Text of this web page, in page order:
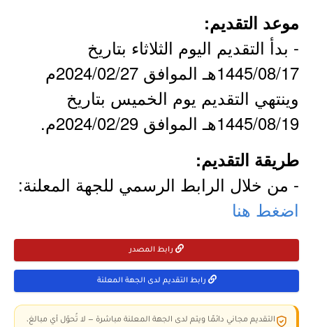
موعد التقديم:
- بدأ التقديم اليوم الثلاثاء بتاريخ
1445/08/17هـ الموافق 2024/02/27م
وينتهي التقديم يوم الخميس بتاريخ
1445/08/19هـ الموافق 2024/02/29م.
طريقة التقديم:
- من خلال الرابط الرسمي للجهة المعلنة:
اضغط هنا
رابط المصدر
رابط التقديم لدى الجهة المعلنة
التقديم مجاني دائمًا ويتم لدى الجهة المعلنة مباشرة — لا تُحوّل أي مبالغ،